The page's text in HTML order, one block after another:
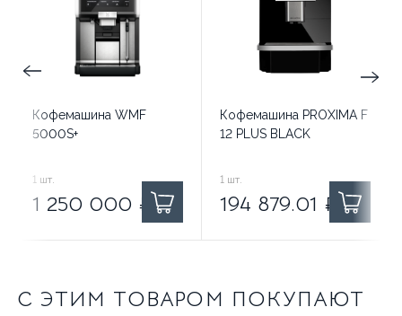
Кофемашина WMF
5000S+
1 250 000
1 шт.
1 250 000 ₽
Кофемашина PROXIMA F
12 PLUS BLACK
194 879.01
1 шт.
194 879.01 ₽
С ЭТИМ ТОВАРОМ ПОКУПАЮТ